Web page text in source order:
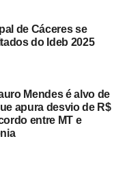
Eliene Liberato Dias
e apresentou um
pelo esporte em
ser fortalecida por meio
“Cáceres recebe
de diversos
conosco durante
de Cáceres se
do Ideb 2025
Mendes é alvo de
apura desvio de R$
entre MT e